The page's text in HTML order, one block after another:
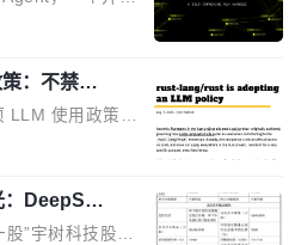
与资深技术顾
备适配、芯片适
测评及统一互联
，帮助企业进一
年 8 月的第六
服务相关。 Git
贴出了一组数
。现在，每周
。GitHub...
计围绕两个抽
（RLM）和 C
3 基准测试
合达到了 95.
报告的人类专
agent 包装
大多数 coding
harness 的设
：不禁
你写的
LLM 使用政策，
代码贡献。这不
五个团队采纳，
AI 辅助贡献最
有一句话：LLM
：DeepSe
个月
股”宇树科技股份